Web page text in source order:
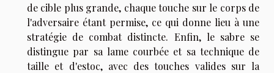
de cible plus grande, chaque touche sur le corps de
l'adversaire étant permise, ce qui donne lieu à une
stratégie de combat distincte. Enfin, le sabre se
distingue par sa lame courbée et sa technique de
taille et d'estoc, avec des touches valides sur la